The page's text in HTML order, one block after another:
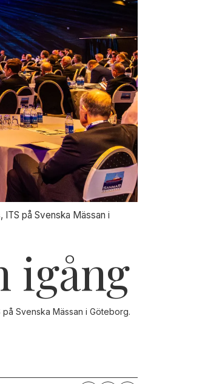
på Svenska Mässan i
igång
Svenska Mässan i Göteborg.